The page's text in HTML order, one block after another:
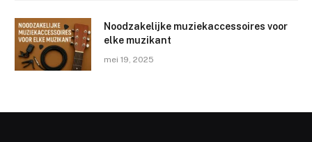
Noodzakelijke muziekaccessoires voor
elke muzikant
mei 19, 2025